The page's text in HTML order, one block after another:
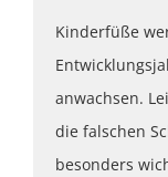
Kinderfüße
anwachsen.
die falschen
besonders